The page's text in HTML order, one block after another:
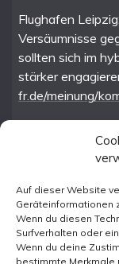
Auf dieser Website
Geräteinformationen
Wenn du diesen
Surfverhalten oder
Wenn du deine
bestimmte Merkmale
Flughafen
Versäumnisse
sollten sich im
stärker
fr.de/meinung/
Instagram